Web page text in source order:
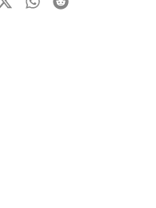
TwitterWhatsapp
Reddit